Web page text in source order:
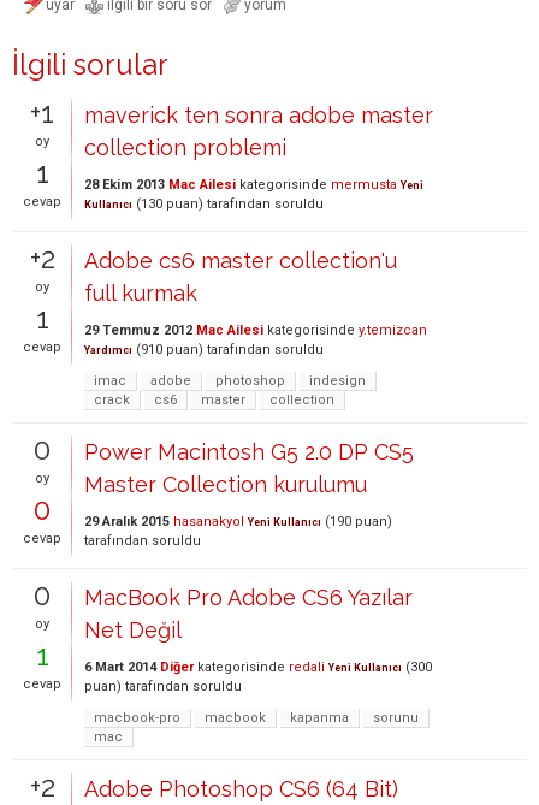
İlgili sorular
+1
oy
1
cevap
maverick ten sonra adobe master
collection problemi
28 Ekim 2013 Mac Ailesi kategorisinde mermusta Yeni
Kullanıcı (130 puan) tarafından soruldu
+2
oy
1
cevap
Adobe cs6 master collection'u
full kurmak
29 Temmuz 2012 Mac Ailesi kategorisinde y.temizcan
Yardımcı (910 puan) tarafından soruldu
imac
adobe photoshop
indesign
crack
cs6 master collection
0
oy
0
cevap
Power Macintosh G5 2.0 DP CS5
Master Collection kurulumu
29 Aralık 2015 hasanakyol Yeni Kullanıcı (190 puan)
tarafından soruldu
0
oy
1
cevap
MacBook Pro Adobe CS6 Yazılar
Net Değil
6 Mart 2014 Diğerkategorisinde redali Yeni Kullanıcı (300
puan) tarafından soruldu
macbook-pro
macbook kapanma
sorunu
mac
+2
Adobe Photoshop CS6 (64 Bit)